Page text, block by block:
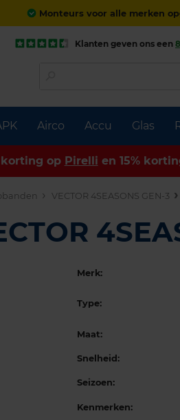
Monteurs voor alle merken
Airco Accu Glas
Klanten geven ons een
korting op Pirelli en 15%
VECTOR 4SEASONS GEN-3
Merk:
Type:
Maat:
Snelheid:
Seizoen:
Kenmerken: